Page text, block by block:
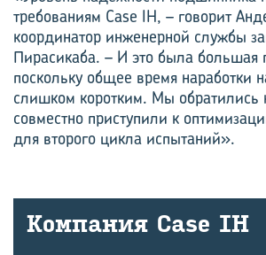
требованиям Case IH, – говорит
координатор инженерной службы
Пирасикаба. – И это была большая
поскольку общее время наработки
слишком коротким. Мы обратились
совместно приступили к
для второго цикла испытаний».
Ком­па­ния Case IH